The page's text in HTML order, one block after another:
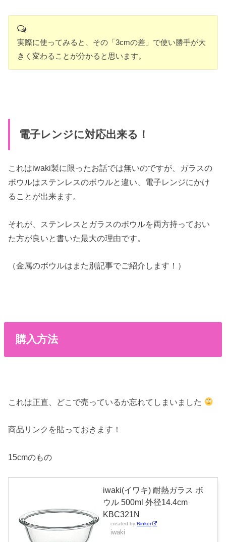
実際に使ってみると、その「3cmの差」で使い勝手が大
きく変わることが分かると思います。
電子レンジに対応出来る！
これはiwaki製に限ったお話では無いのですが、ガラスの
ボウルはステンレスのボウルと違い、電子レンジにかけ
ることが出来ます。
それが、ステンレスとガラスのボウルを両方持っておい
た方が良いと書いた最大の理由です。
（金属のボウルはまた別記事でご紹介します！）
購入方法
これは正直、どこで売っているか忘れてしまいました
商品リンクを貼っておきます！
15cmのもの
iwaki(イワキ) 耐熱ガラス ボ
ウル 500ml 外径14.4cm
KBC321N
created byRinker
iwaki